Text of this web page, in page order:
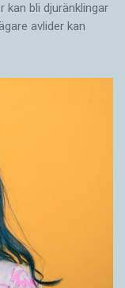
kan bli djuränklingar
avlider kan